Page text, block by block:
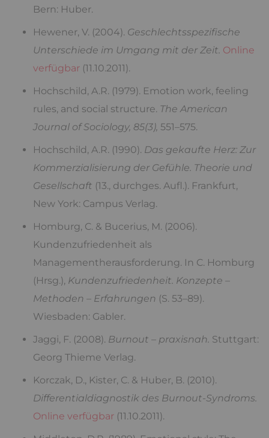
Bern: Huber.
Hewener, V. (2004). Geschlechtsspezifische
Unterschiede im Umgang mit der Zeit. Online
verfügbar (11.10.2011).
Hochschild, A.R. (1979). Emotion work, feeling
rules, and social structure. The American
Journal of Sociology, 85(3), 551–575.
Hochschild, A.R. (1990). Das gekaufte Herz: Zur
Kommerzialisierung der Gefühle. Theorie und
Gesellschaft (13., durchges. Aufl.). Frankfurt,
New York: Campus Verlag.
Homburg, C. & Bucerius, M. (2006).
Kundenzufriedenheit als
Managementherausforderung. In C. Homburg
(Hrsg.), Kundenzufriedenheit. Konzepte –
Methoden – Erfahrungen (S. 53–89).
Wiesbaden: Gabler.
Jaggi, F. (2008). Burnout – praxisnah. Stuttgart:
Georg Thieme Verlag.
Korczak, D., Kister, C. & Huber, B. (2010).
Differentialdiagnostik des Burnout-Syndroms.
Online verfügbar (11.10.2011).